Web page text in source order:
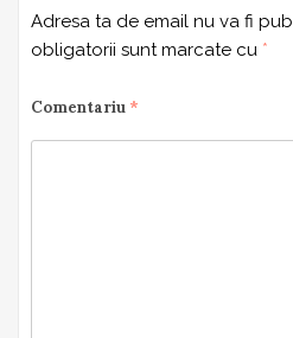
Adresa ta de email nu va fi
obligatorii sunt marcate cu *
Comentariu *